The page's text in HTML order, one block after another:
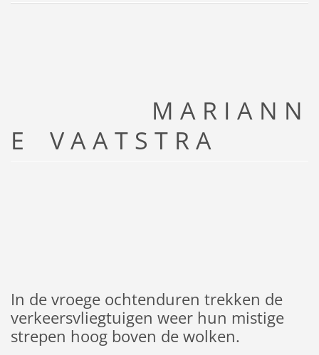
M A R I A N N
E V A A T S T R A
In de vroege ochtenduren trekken de
verkeersvliegtuigen weer hun mistige
strepen hoog boven de wolken.